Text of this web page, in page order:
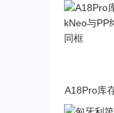
A18Pro库
eo与PP终